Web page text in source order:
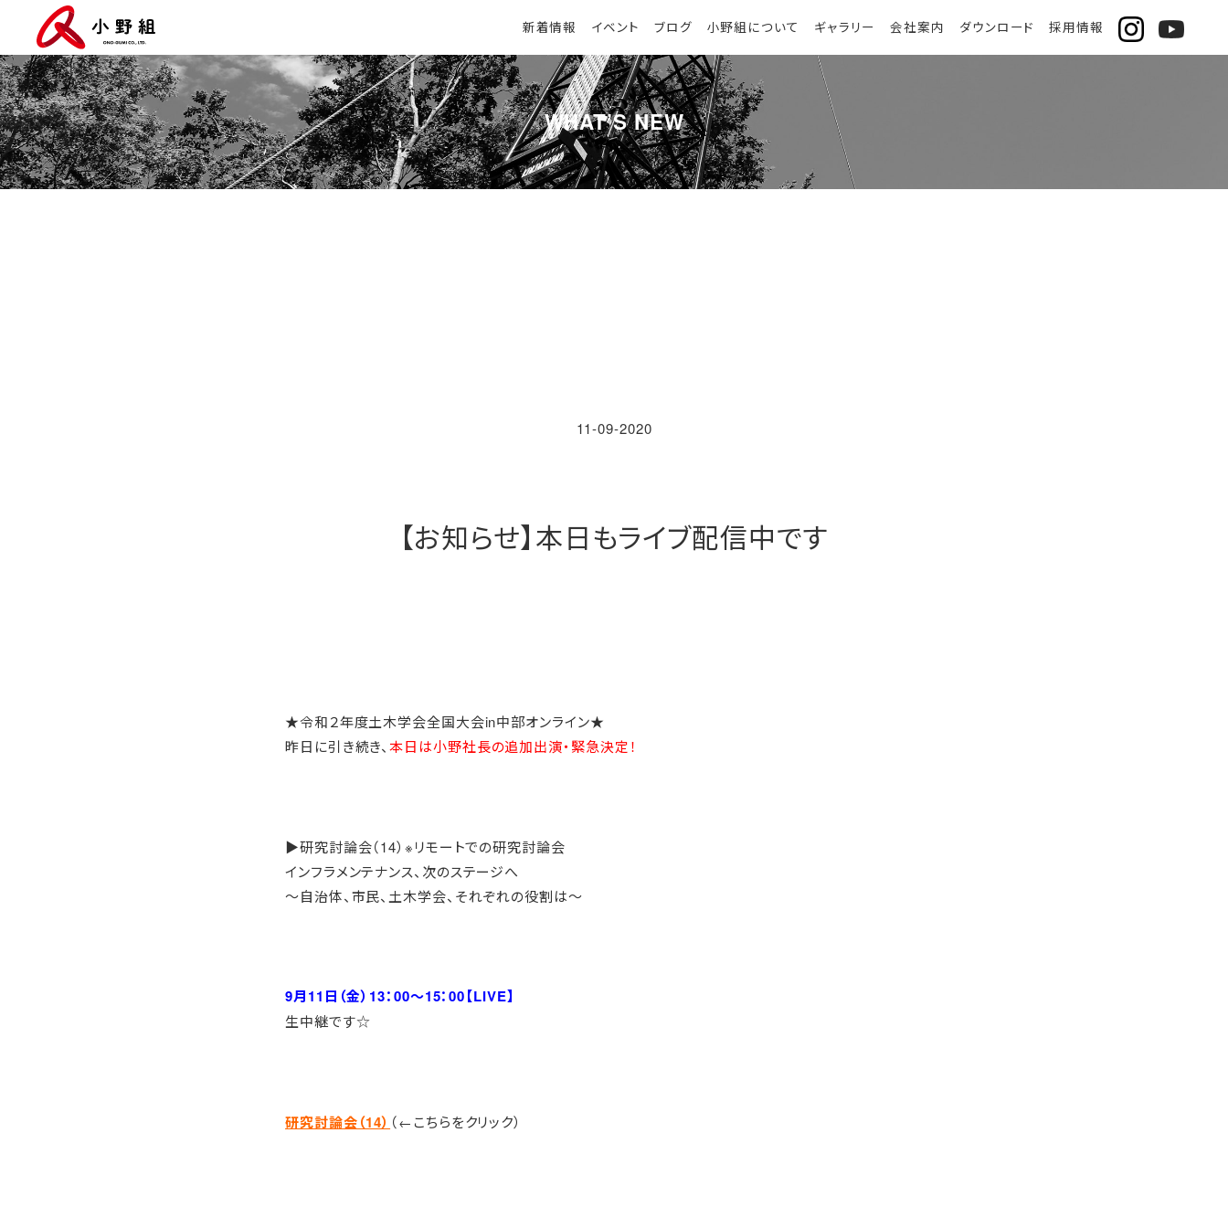
新着情報 イベント ブログ 小野組について ギャラリー 会社案内 ダウンロード 採用情報
WHAT’S NEW
11-09-2020
【お知らせ】本日もライブ配信中です
★令和２年度土木学会全国大会in中部オンライン★
昨日に引き続き、本日は小野社長の追加出演・緊急決定！
▶研究討論会（14）※リモートでの研究討論会
インフラメンテナンス、次のステージへ
～自治体、市民、土木学会、それぞれの役割は～
9月11日（金）13：00～15：00【LIVE】
生中継です☆
研究討論会（14） （←こちらをクリック）